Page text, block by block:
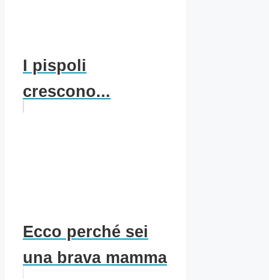
I pispoli
crescono...
Ecco perché sei
una brava mamma